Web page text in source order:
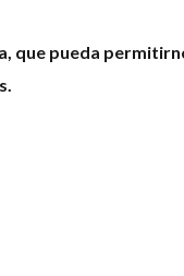
que pueda